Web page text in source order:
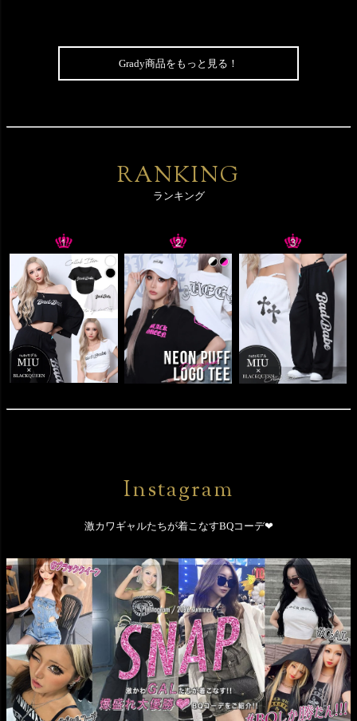
Grady商品をもっと見る！
RANKING
ランキング
Instagram
激カワギャルたちが着こなすBQコーデ❤︎